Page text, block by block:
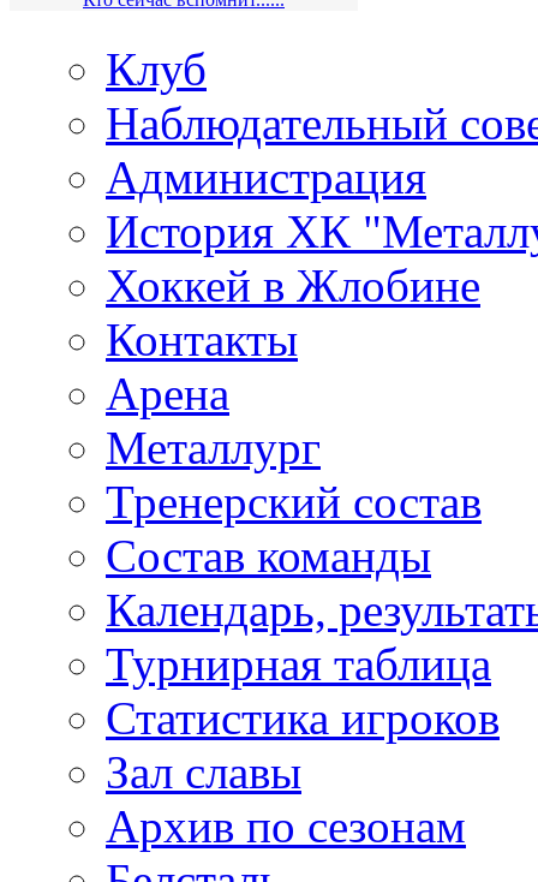
Клуб
Наблюдательный
Администрация
История ХК
Хоккей в Жлобине
Контакты
Арена
Металлург
Тренерский состав
Состав команды
Календарь,
Турнирная таблица
Статистика игроков
Зал славы
Архив по сезонам